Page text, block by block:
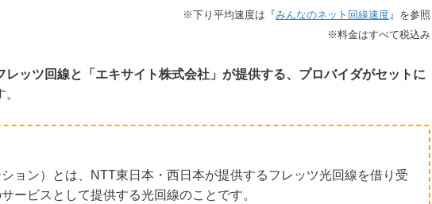
※下り平均速度は『みんなのネット回線速度』を参照
※料金はすべて税込み
レッツ回線と「エキサイト株式会社」が提供する、プロバイダがセットに
ョン）とは、NTT東日本・西日本が提供するフレッツ光回線を借り受
ービスとして提供する光回線のことです。